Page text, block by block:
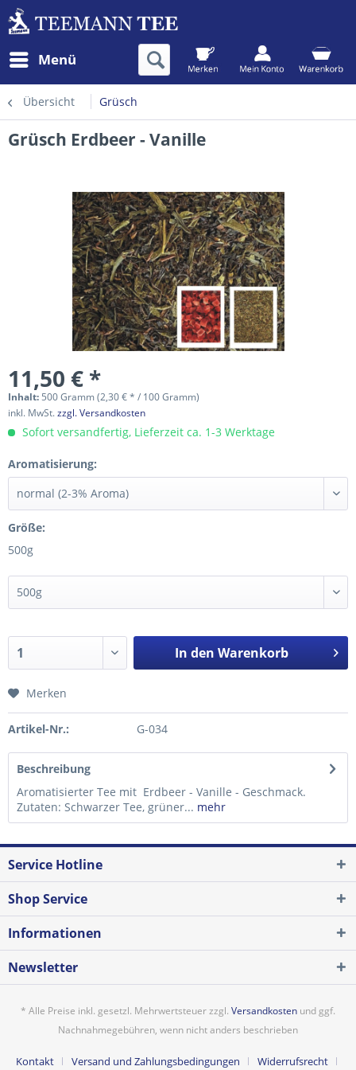
Menü
Übersicht Grüsch
Grüsch Erdbeer - Vanille
11,50 € *
Inhalt: 500 Gramm (2,30 € * / 100 Gramm)
inkl. MwSt.zzgl. Versandkosten
Sofort versandfertig, Lieferzeit ca. 1-3 Werktage
Aromatisierung:
Größe:
500g
In den Warenkorb
Merken
Artikel-Nr.: G-034
Beschreibung
Aromatisierter Tee mit Erdbeer - Vanille - Geschmack.
Zutaten: Schwarzer Tee, grüner... mehr
Service Hotline
Shop Service
Informationen
Newsletter
* Alle Preise inkl. gesetzl. Mehrwertsteuer zzgl. Versandkosten und ggf.
Nachnahmegebühren, wenn nicht anders beschrieben
Kontakt Versand und Zahlungsbedingungen Widerrufsrecht